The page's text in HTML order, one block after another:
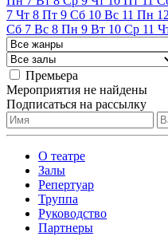
7 Чт 8 Пт 9 Сб 10 Вс 11 Пн 12
Сб 7 Вс 8 Пн 9 Вт 10 Ср 11
Премьера
Мероприятия не найдены
Подписаться на рассылку
О театре
Залы
Репертуар
Труппа
Руководство
Партнеры